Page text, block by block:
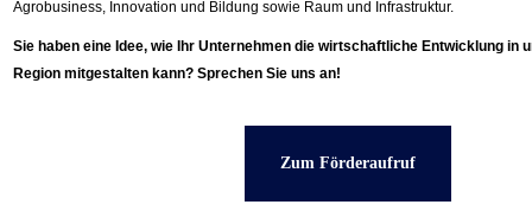
Agrobusiness, Innovation und Bildung sowie Raum und Infrastruktur.
Sie haben eine Idee, wie Ihr Unternehmen die wirtschaftliche Entwicklung in
Region mitgestalten kann? Sprechen Sie uns an!
Zum Förderaufruf